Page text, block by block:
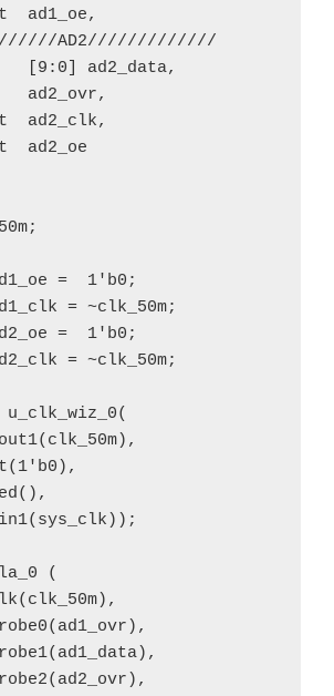
ad1_oe,
AD2/////////////
[9:0] ad2_data,
ad2_ovr,
ad2_clk,
ad2_oe
=  1'b0;
= ~clk_50m;
=  1'b0;
= ~clk_50m;
(